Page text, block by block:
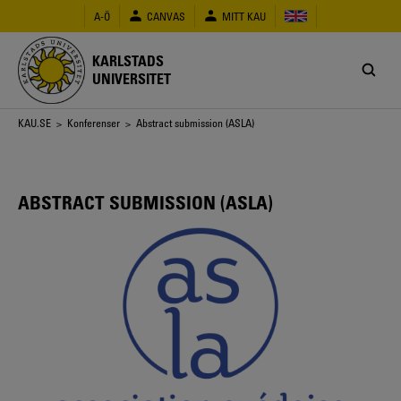
huvudinnehåll
A-Ö CANVAS MITT KAU
KARLSTADS
UNIVERSITET
Länkstig
KAU.SE > Konferenser > Abstract submission (ASLA)
ABSTRACT SUBMISSION (ASLA)